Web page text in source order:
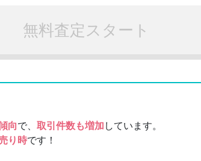
無料査定スタート
向で、 取引件数も増加 しています。
り時です！